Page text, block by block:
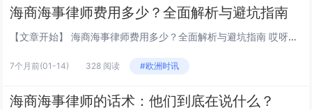
海商海事律师费用多少？全面解析与避坑指南
【文章开始】 海商海事律师费用多少？全面解析与避坑指南 哎呀，你是不是也遇到过这种情况？公司有条船在国外被扣了，或者一批货在海上出了事，第一时间就想找律师，但心里直打鼓：这得花多少钱啊？说实话，海商海事律师的费用，真的不是一句“看情况”就...
7个月前(01-14) 328 阅读 #欧洲时讯
海商海事律师的话术：他们到底在说什么？